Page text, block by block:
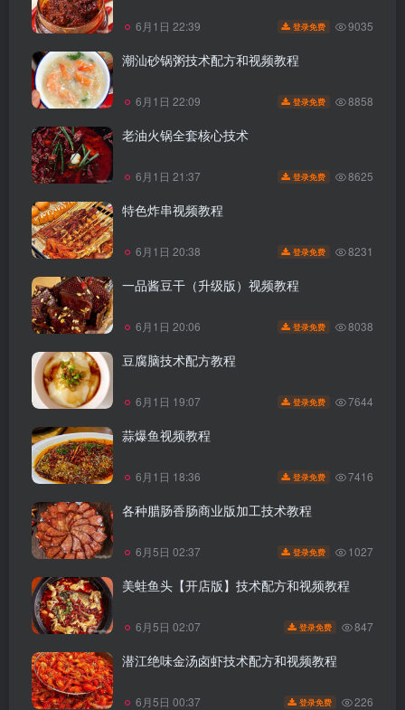
6月1日 22:39 登录免费 9035
潮汕砂锅粥技术配方和视频教程
6月1日 22:09 登录免费 8858
老油火锅全套核心技术
6月1日 21:37 登录免费 8625
特色炸串视频教程
6月1日 20:38 登录免费 8231
一品酱豆干（升级版）视频教程
6月1日 20:06 登录免费 8038
豆腐脑技术配方教程
6月1日 19:07 登录免费 7644
蒜爆鱼视频教程
6月1日 18:36 登录免费 7416
各种腊肠香肠商业版加工技术教程
6月5日 02:37 登录免费 1027
美蛙鱼头【开店版】技术配方和视频教程
6月5日 02:07 登录免费 847
潜江绝味金汤卤虾技术配方和视频教程
6月5日 00:37 登录免费 226